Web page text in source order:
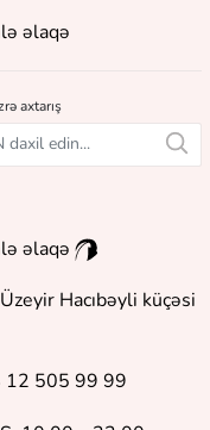
əlaqə
axtarış
əlaqə
Üzeyir Hacıbəyli küçəsi
12 505 99 99